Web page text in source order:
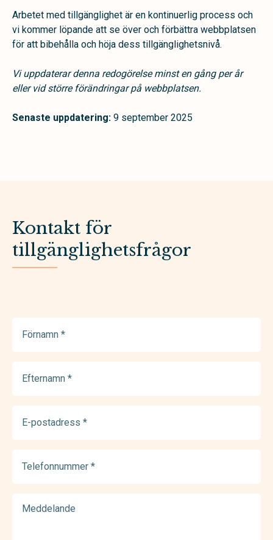
Arbetet med tillgänglighet är en kontinuerlig process och
vi kommer löpande att se över och förbättra webbplatsen
för att bibehålla och höja dess tillgänglighetsnivå.
Vi uppdaterar denna redogörelse minst en gång per år
eller vid större förändringar på webbplatsen.
Senaste uppdatering: 9 september 2025
Kontakt för
tillgänglighetsfrågor
(Required)
(Required)
postadress
(Required)